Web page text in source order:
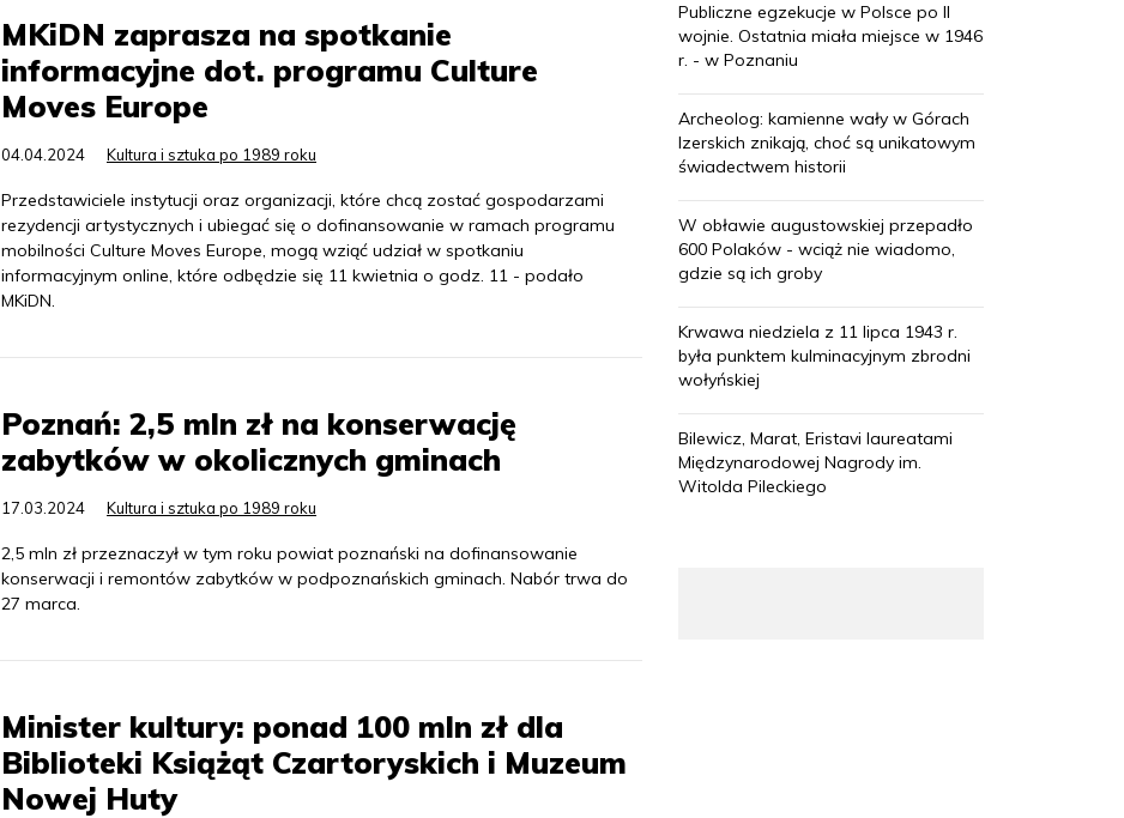
MKiDN zaprasza na spotkanie
informacyjne dot. programu Culture
Moves Europe
04.04.2024 Kultura i sztuka po 1989 roku
Przedstawiciele instytucji oraz organizacji, które chcą zostać gospodarzami
rezydencji artystycznych i ubiegać się o dofinansowanie w ramach programu
mobilności Culture Moves Europe, mogą wziąć udział w spotkaniu
informacyjnym online, które odbędzie się 11 kwietnia o godz. 11 - podało
MKiDN.
Poznań: 2,5 mln zł na konserwację
zabytków w okolicznych gminach
17.03.2024 Kultura i sztuka po 1989 roku
2,5 mln zł przeznaczył w tym roku powiat poznański na dofinansowanie
konserwacji i remontów zabytków w podpoznańskich gminach. Nabór trwa do
27 marca.
Minister kultury: ponad 100 mln zł dla
Biblioteki Książąt Czartoryskich i Muzeum
Nowej Huty
Publiczne egzekucje w Polsce po II
wojnie. Ostatnia miała miejsce w 1946
r. - w Poznaniu
Archeolog: kamienne wały w Górach
Izerskich znikają, choć są unikatowym
świadectwem historii
W obławie augustowskiej przepadło
600 Polaków - wciąż nie wiadomo,
gdzie są ich groby
Krwawa niedziela z 11 lipca 1943 r.
była punktem kulminacyjnym zbrodni
wołyńskiej
Bilewicz, Marat, Eristavi laureatami
Międzynarodowej Nagrody im.
Witolda Pileckiego